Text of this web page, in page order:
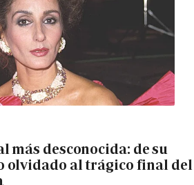
más desconocida: de su
olvidado al trágico final del